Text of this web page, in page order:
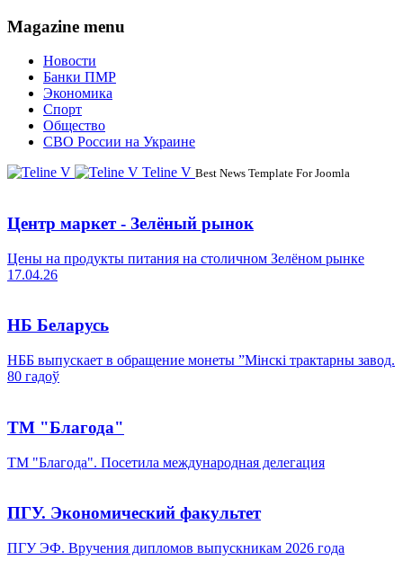
Magazine menu
Новости
Банки ПМР
Экономика
Спорт
Общество
СВО России на Украине
Teline V Best News Template For Joomla
Центр маркет - Зелёный рынок
Цены на продукты питания на столичном Зелёном рынке
17.04.26
НБ Беларусь
НББ выпускает в обращение монеты ”Мінскі трактарны завод.
80 гадоў
ТМ "Благода"
ТМ "Благода". Посетила международная делегация
ПГУ. Экономический факультет
ПГУ ЭФ. Вручения дипломов выпускникам 2026 года